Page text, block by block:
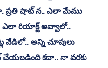
ప్రతి షాట్ న.. ఎలా మేము
రియాక్ట్ అవ్వాలో..
వేడిలో.. అన్ని చూపులు
చేయబడింది కదా.. నా వరకు